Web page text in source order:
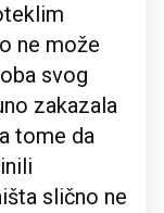
ne može
svog
zakazala
tome da
slično ne